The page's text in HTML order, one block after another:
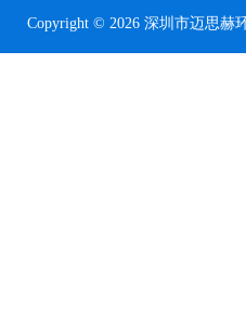
Copyright © 2026 深圳市迈思赫